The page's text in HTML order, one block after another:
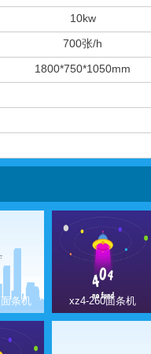
10kw
700张/h
1800*750*1050mm
条机 xz4-260面条机